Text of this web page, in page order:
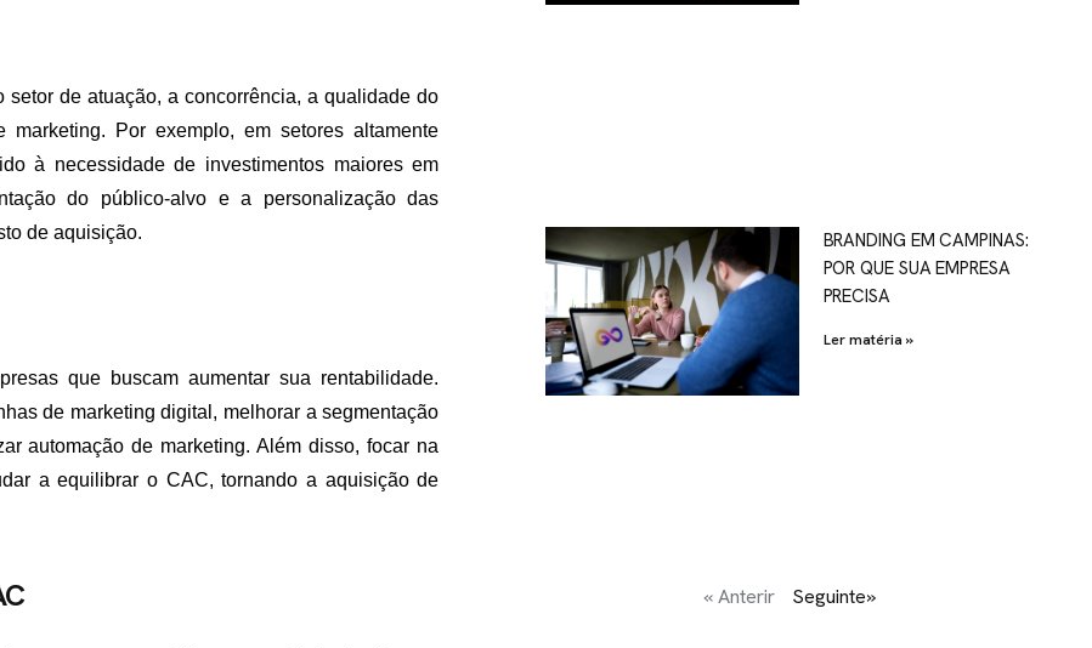
FALE CONOSCO
contato@eamidiadigital.com.br
de atuação, a concorrência, a qualidade do
Por exemplo, em setores altamente
à necessidade de investimentos maiores em
do público-alvo e a personalização das
de aquisição.
que buscam aumentar sua rentabilidade.
de marketing digital, melhorar a segmentação
automação de marketing. Além disso, focar na
a equilibrar o CAC, tornando a aquisição de
BRANDING EM CAMPINAS:
POR QUE SUA EMPRESA
PRECISA
Ler matéria »
« Anterir Seguinte»